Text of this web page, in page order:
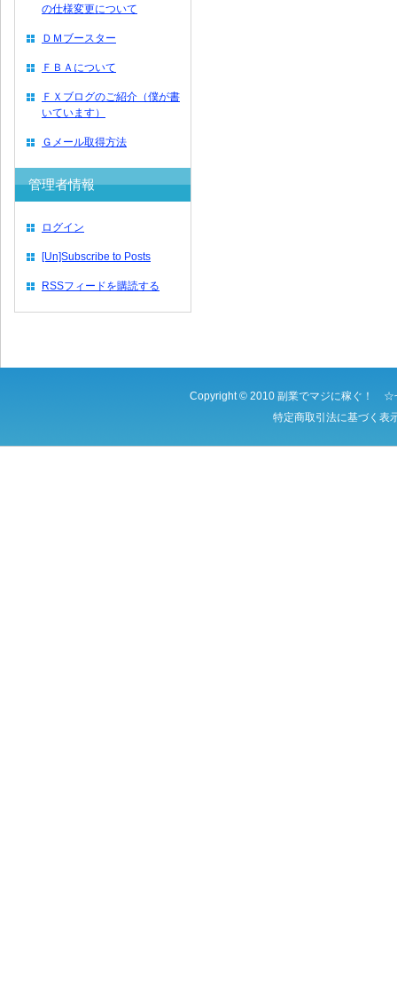
の仕様変更について
ＤＭブースター
ＦＢＡについて
ＦＸブログのご紹介（僕が書
いています）
Ｇメール取得方法
管理者情報
ログイン
[Un]Subscribe to Posts
RSSフィードを購読する
Copyright © 2010 副業でマジに稼ぐ！ ☆
特定商取引法に基づく表